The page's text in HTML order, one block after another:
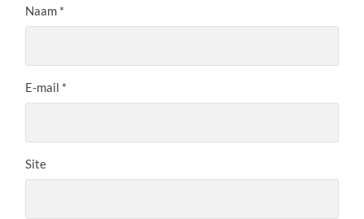
Naam *
E-mail *
Site